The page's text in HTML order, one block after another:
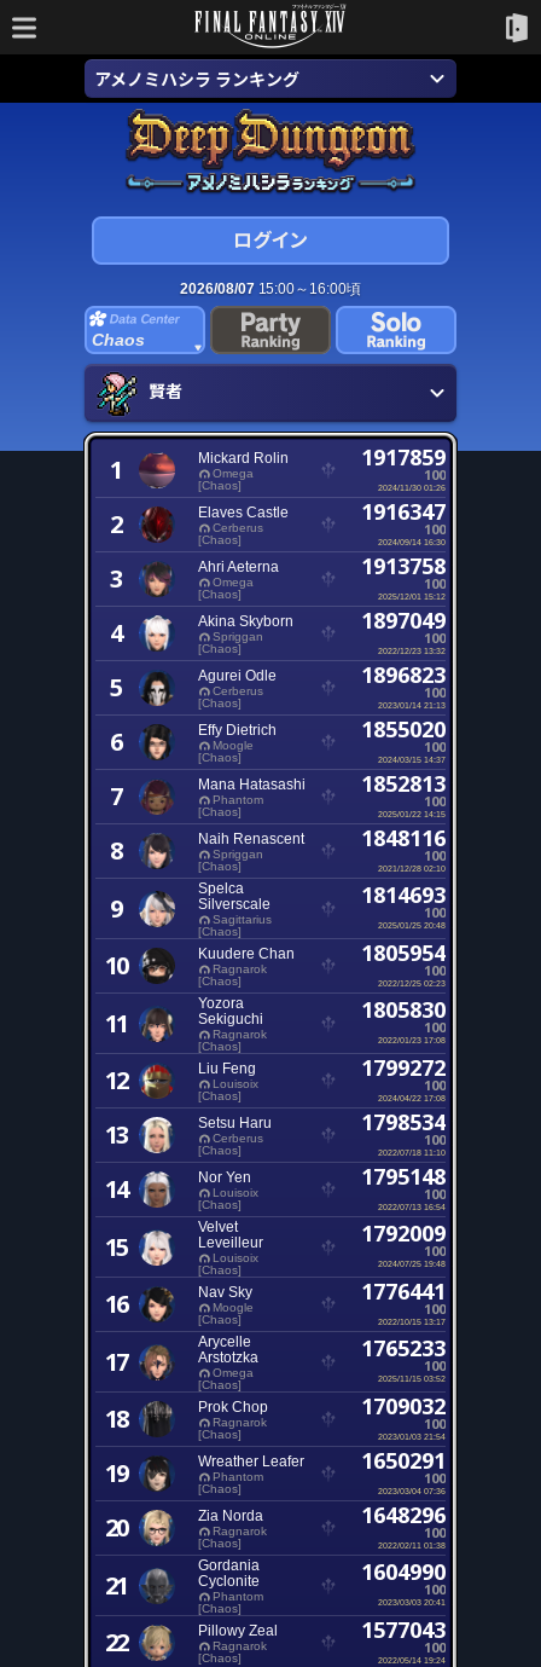
アメノミハシラ ランキング
2026/08/0715:00～16:00頃
Chaos
賢者
1 Mickard Rolin
Omega
[Chaos]
1917859
100
2024/11/30 01:26
2 Elaves Castle
Cerberus
[Chaos]
1916347
100
2024/09/14 16:30
3 Ahri Aeterna
Omega
[Chaos]
1913758
100
2025/12/01 15:12
4 Akina Skyborn
Spriggan
[Chaos]
1897049
100
2022/12/23 13:32
5 Agurei Odle
Cerberus
[Chaos]
1896823
100
2023/01/14 21:13
6 Effy Dietrich
Moogle
[Chaos]
1855020
100
2024/03/15 14:37
7 Mana Hatasashi
Phantom
[Chaos]
1852813
100
2025/01/22 14:15
8 Naih Renascent
Spriggan
[Chaos]
1848116
100
2021/12/28 02:10
9
Spelca
Silverscale
Sagittarius
[Chaos]
1814693
100
2025/01/25 20:48
10 Kuudere Chan
Ragnarok
[Chaos]
1805954
100
2022/12/25 02:23
11
Yozora
Sekiguchi
Ragnarok
[Chaos]
1805830
100
2022/01/23 17:08
12 Liu Feng
Louisoix
[Chaos]
1799272
100
2024/04/22 17:08
13 Setsu Haru
Cerberus
[Chaos]
1798534
100
2022/07/18 11:10
14 Nor Yen
Louisoix
[Chaos]
1795148
100
2022/07/13 16:54
15
Velvet
Leveilleur
Louisoix
[Chaos]
1792009
100
2024/07/25 19:48
16 Nav Sky
Moogle
[Chaos]
1776441
100
2022/10/15 13:17
17
Arycelle
Arstotzka
Omega
[Chaos]
1765233
100
2025/11/15 03:52
18 Prok Chop
Ragnarok
[Chaos]
1709032
100
2023/01/03 21:54
19 Wreather Leafer
Phantom
[Chaos]
1650291
100
2023/03/04 07:36
20 Zia Norda
Ragnarok
[Chaos]
1648296
100
2022/02/11 01:38
21
Gordania
Cyclonite
Phantom
[Chaos]
1604990
100
2023/03/03 20:41
22 Pillowy Zeal
Ragnarok
[Chaos]
1577043
100
2022/05/14 19:24